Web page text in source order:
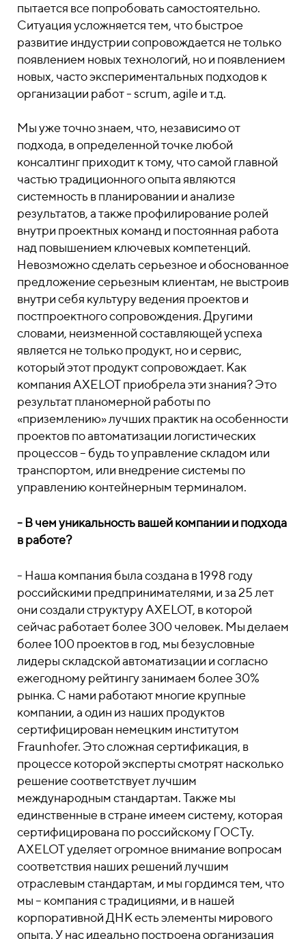
пытается все попробовать самостоятельно.
Ситуация усложняется тем, что быстрое
развитие индустрии сопровождается не только
появлением новых технологий, но и появлением
новых, часто экспериментальных подходов к
организации работ - scrum, agile и т.д.
Мы уже точно знаем, что, независимо от
подхода, в определенной точке любой
консалтинг приходит к тому, что самой главной
частью традиционного опыта являются
системность в планировании и анализе
результатов, а также профилирование ролей
внутри проектных команд и постоянная работа
над повышением ключевых компетенций.
Невозможно сделать серьезное и обоснованное
предложение серьезным клиентам, не выстроив
внутри себя культуру ведения проектов и
постпроектного сопровождения. Другими
словами, неизменной составляющей успеха
является не только продукт, но и сервис,
который этот продукт сопровождает. Как
компания AXELOT приобрела эти знания? Это
результат планомерной работы по
«приземлению» лучших практик на особенности
проектов по автоматизации логистических
процессов – будь то управление складом или
транспортом, или внедрение системы по
управлению контейнерным терминалом.
- В чем уникальность вашей компании и подхода
в работе?
- Наша компания была создана в 1998 году
российскими предпринимателями, и за 25 лет
они создали структуру AXELOT, в которой
сейчас работает более 300 человек. Мы делаем
более 100 проектов в год, мы безусловные
лидеры складской автоматизации и согласно
ежегодному рейтингу занимаем более 30%
рынка. С нами работают многие крупные
компании, а один из наших продуктов
сертифицирован немецким институтом
Fraunhofer. Это сложная сертификация, в
процессе которой эксперты смотрят насколько
решение соответствует лучшим
международным стандартам. Также мы
единственные в стране имеем систему, которая
сертифицирована по российскому ГОСТу.
AXELOT уделяет огромное внимание вопросам
соответствия наших решений лучшим
отраслевым стандартам, и мы гордимся тем, что
мы – компания с традициями, и в нашей
корпоративной ДНК есть элементы мирового
опыта. У нас идеально построена организация